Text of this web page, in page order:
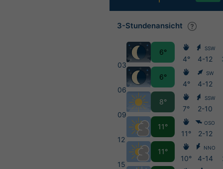
3-Stundenansicht
03
06
09
12
15
6°
6°
8°
11°
11°
4°
4°
7°
11°
10°
SSW
4-12
SW
4-12
SSW
2-10
OSO
2-12
NNO
4-14